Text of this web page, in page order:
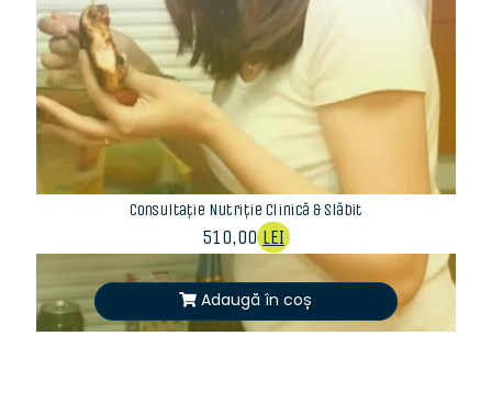
Consultație Nutriție Clinică & Slăbit
510,00 LEI
Adaugă în coș